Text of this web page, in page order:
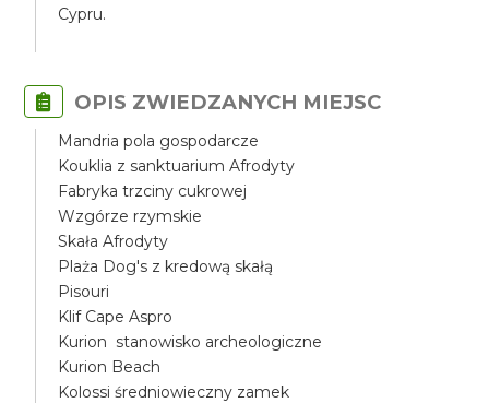
Cypru.
OPIS ZWIEDZANYCH MIEJSC
Mandria pola gospodarcze
Kouklia z sanktuarium Afrodyty
Fabryka trzciny cukrowej
Wzgórze rzymskie
Skała Afrodyty
Plaża Dog's z kredową skałą
Pisouri
Klif Cape Aspro
Kurion stanowisko archeologiczne
Kurion Beach
Kolossi średniowieczny zamek